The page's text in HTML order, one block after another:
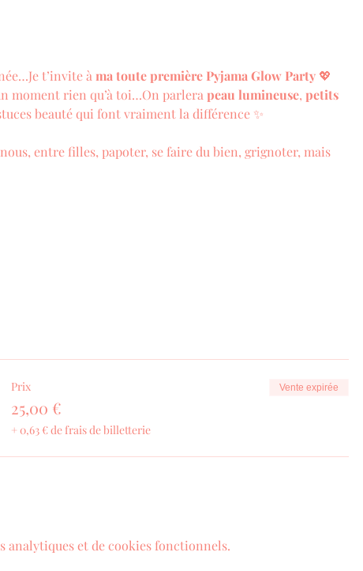
t’invite à ma toute première Pyjama Glow Party 💖
moment rien qu’à toi…On parlera peau lumineuse, petits
beauté qui font vraiment la différence ✨
entre filles, papoter, se faire du bien, grignoter, mais
Prix
25,00 €
+ 0,63 € de frais de billetterie
Vente expirée
analytiques et de cookies fonctionnels.